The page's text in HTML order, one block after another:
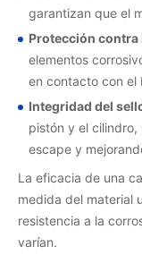
garantizan que el
Protección
elementos
en contacto con el
Integridad del
pistón y el
escape y
La eficacia de una
medida del material
resistencia a la
varían.